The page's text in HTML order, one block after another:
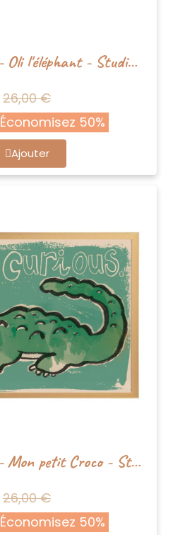
Affiche murale - Oli l'éléphant - Studioloco
26,00 €
Économisez 50%
Ajouter
Affiche murale - Mon petit Croco - Studioloco
26,00 €
Économisez 50%